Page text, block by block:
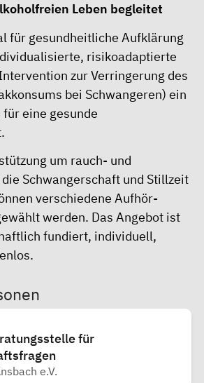
Leben begleitet
für gesundheitliche Aufklärung
risikoadaptierte
zur Verringerung des
bei Schwangeren) ein
eine gesunde
um rauch- und
Schwangerschaft und Stillzeit
verschiedene Aufhör-
werden. Das Angebot ist
fundiert, individuell,
für
e.V.